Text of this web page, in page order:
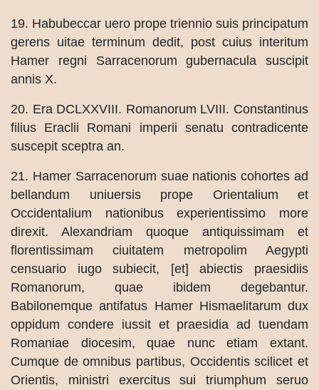
19. Habubeccar uero prope triennio suis principatum
gerens uitae terminum dedit, post cuius interitum
Hamer regni Sarracenorum gubernacula suscipit
annis X.
20. Era DCLXXVIII. Romanorum LVIII. Constantinus
filius Eraclii Romani imperii senatu contradicente
suscepit sceptra an.
21. Hamer Sarracenorum suae nationis cohortes ad
bellandum uniuersis prope Orientalium et
Occidentalium nationibus experientissimo more
direxit. Alexandriam quoque antiquissimam et
florentissimam ciuitatem metropolim Aegypti
censuario iugo subiecit, [et] abiectis praesidiis
Romanorum, quae ibidem degebantur.
Babilonemque antifatus Hamer Hismaelitarum dux
oppidum condere iussit et praesidia ad tuendam
Romaniae diocesim, quae nunc etiam extant.
Cumque de omnibus partibus, Occidentis scilicet et
Orientis, ministri exercitus sui triumphum seruo